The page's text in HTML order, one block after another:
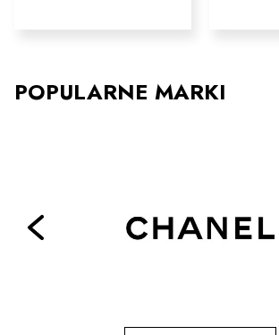
ma
Opcje
można
POPULARNE MARKI